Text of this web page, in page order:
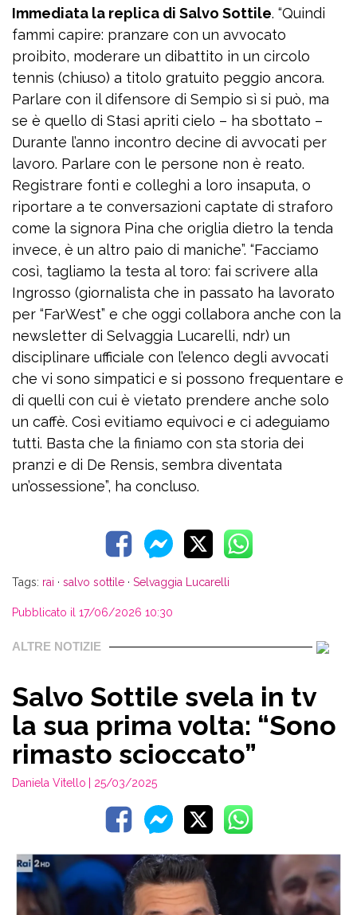
Immediata la replica di Salvo Sottile. “Quindi
fammi capire: pranzare con un avvocato
proibito, moderare un dibattito in un circolo
tennis (chiuso) a titolo gratuito peggio ancora.
Parlare con il difensore di Sempio sì si può, ma
se è quello di Stasi apriti cielo – ha sbottato –
Durante l’anno incontro decine di avvocati per
lavoro. Parlare con le persone non è reato.
Registrare fonti e colleghi a loro insaputa, o
riportare a te conversazioni captate di straforo
come la signora Pina che origlia dietro la tenda
invece, è un altro paio di maniche”. “Facciamo
così, tagliamo la testa al toro: fai scrivere alla
Ingrosso (giornalista che in passato ha lavorato
per “FarWest” e che oggi collabora anche con la
newsletter di Selvaggia Lucarelli, ndr) un
disciplinare ufficiale con l’elenco degli avvocati
che vi sono simpatici e si possono frequentare e
di quelli con cui è vietato prendere anche solo
un caffè. Così evitiamo equivoci e ci adeguiamo
tutti. Basta che la finiamo con sta storia dei
pranzi e di De Rensis, sembra diventata
un’ossessione”, ha concluso.
Tags: rai · salvo sottile · Selvaggia Lucarelli
Pubblicato il 17/06/2026 10:30
ALTRE NOTIZIE
Salvo Sottile svela in tv
la sua prima volta: “Sono
rimasto scioccato”
Daniela Vitello | 25/03/2025